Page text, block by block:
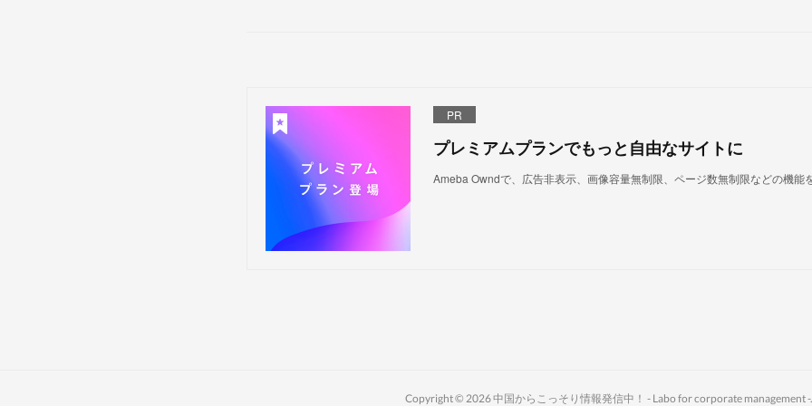
PR
プレミアムプランでもっと自由なサイトに
Ameba Owndで、広告非表示、画像容量無制限、ページ数無制限などの機能
Copyright © 2026中国からこっそり情報発信中！ - Labo for corporate management -.